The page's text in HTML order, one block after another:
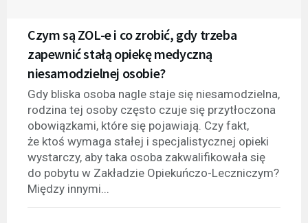
Czym są ZOL-e i co zrobić, gdy trzeba
zapewnić stałą opiekę medyczną
niesamodzielnej osobie?
Gdy bliska osoba nagle staje się niesamodzielna,
rodzina tej osoby często czuje się przytłoczona
obowiązkami, które się pojawiają. Czy fakt,
że ktoś wymaga stałej i specjalistycznej opieki
wystarczy, aby taka osoba zakwalifikowała się
do pobytu w Zakładzie Opiekuńczo-Leczniczym?
Między innymi...